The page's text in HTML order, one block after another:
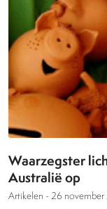
Waarzegster
Australië op
Artikelen - 26